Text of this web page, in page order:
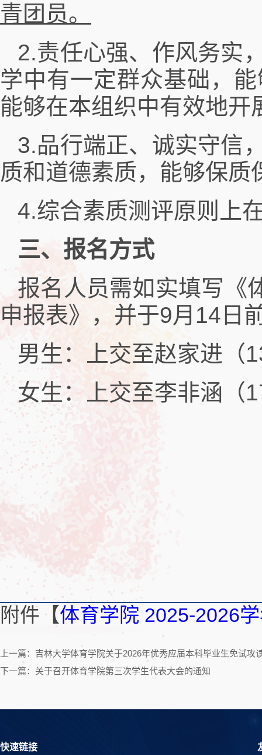
青团员。
2.责任心强、作风务实
学中有一定群众基础，
能够在本组织中有效地开
3.品行端正、诚实守信
质和道德素质，能够保
4.综合素质测评原则上
三、报名方式
报名人员需如实填写《
申报表》，并于9月14日
男生：上交至赵家进（
女生：上交至李非涵（
附件【体育学院 2025-2026
上一篇：吉林大学体育学院关于2026年优秀应届本科毕业生免试
下一篇：关于召开体育学院第三次学生代表大会的通知
快速链接